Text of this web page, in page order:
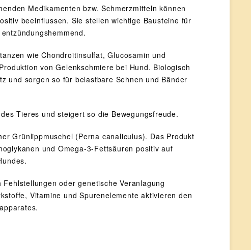
Medikamenten bzw. Schmerzmitteln können
beeinflussen. Sie stellen wichtige Bausteine für
wie Chondroitinsulfat, Glucosamin und
von Gelenkschmiere bei Hund. Biologisch
und sorgen so für belastbare Sehnen und Bänder
Tieres und steigert so die Bewegungsfreude.
Grünlippmuschel (Perna canaliculus). Das Produkt
und Omega-3-Fettsäuren positiv auf
oder genetische Veranlagung
Vitamine und Spurenelemente aktivieren den